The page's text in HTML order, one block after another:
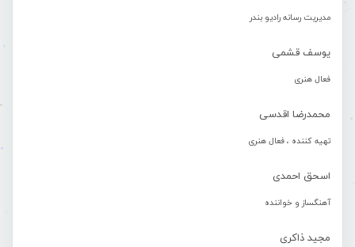
مدیریت رسانه رادیو بندر
یوسف قشمی
فعال هنری
محمدرضا اقدسی
تهیه کننده ، فعال هنری
اسحق احمدی
آهنگساز و خواننده
مجید ذاکری